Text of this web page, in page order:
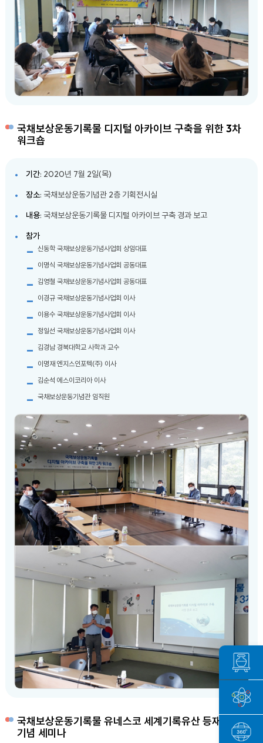
국채보상운동기록물 디지털 아카이브 구축을 위한 3차
워크숍
기간: 2020년 7월 2일(목)
장소: 국채보상운동기념관 2층 기획전시실
내용: 국채보상운동기록물 디지털 아카이브 구축 경과 보고
참가
신동학 국채보상운동기념사업회 상임대표
이명식 국채보상운동기념사업회 공동대표
김영철 국채보상운동기념사업회 공동대표
이경규 국채보상운동기념사업회 이사
이용수 국채보상운동기념사업회 이사
정일선 국채보상운동기념사업회 이사
김경남 경북대학교 사학과 교수
이명재 엔지스인포텍(주) 이사
김순석 에스이코리아 이사
국채보상운동기념관 임직원
국채보상운동기록물 유네스코 세계기록유산 등재 3주년
기념 세미나